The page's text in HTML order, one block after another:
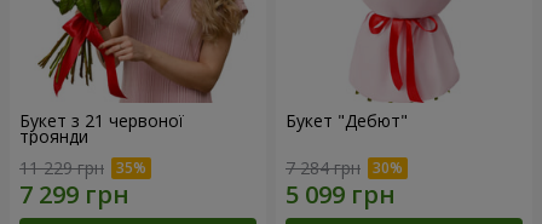
Букет з 21 червоної
троянди
11 229 грн
Букет "Дебют"
7 284 грн